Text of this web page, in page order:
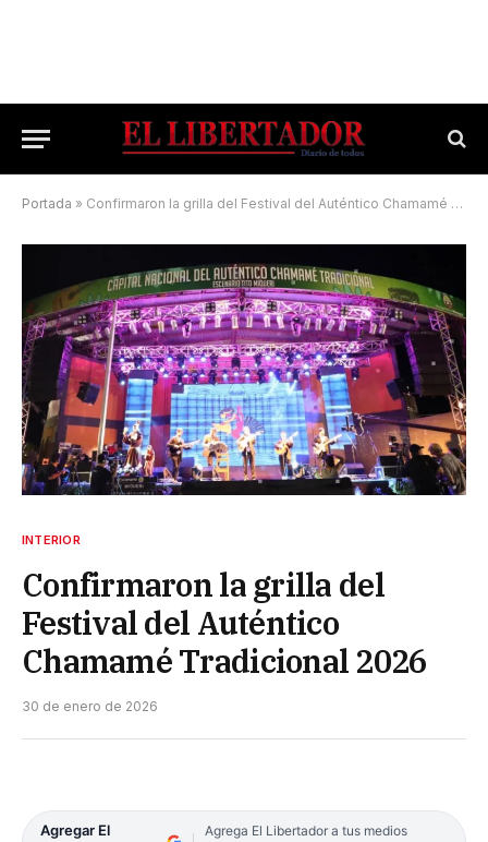
Portada » Confirmaron la grilla del Festival del Auténtico Chamamé Tradicional 2026
INTERIOR
Confirmaron la grilla del
Festival del Auténtico
Chamamé Tradicional 2026
30 de enero de 2026
Agregar El
Agrega El Libertador a tus medios